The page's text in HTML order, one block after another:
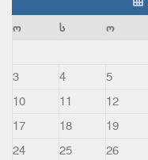
ო
ს ო
3
4 5
10
11 12
17
18 19
24
25 26